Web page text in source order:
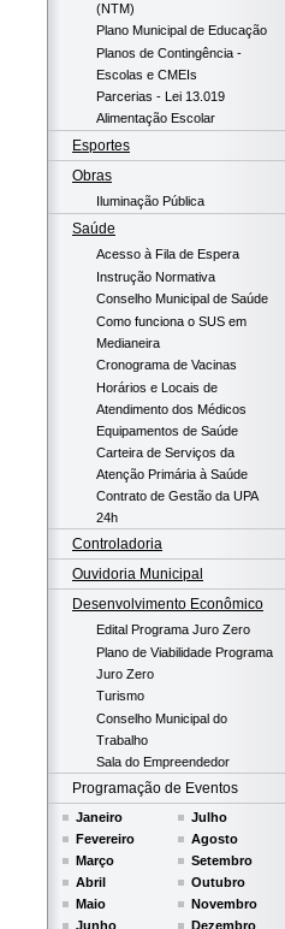
(NTM)
Plano Municipal de Educação
Planos de Contingência -
Escolas e CMEIs
Parcerias - Lei 13.019
Alimentação Escolar
Esportes
Obras
Iluminação Pública
Saúde
Acesso à Fila de Espera
Instrução Normativa
Conselho Municipal de Saúde
Como funciona o SUS em
Medianeira
Cronograma de Vacinas
Horários e Locais de
Atendimento dos Médicos
Equipamentos de Saúde
Carteira de Serviços da
Atenção Primária à Saúde
Contrato de Gestão da UPA
24h
Controladoria
Ouvidoria Municipal
Desenvolvimento Econômico
Edital Programa Juro Zero
Plano de Viabilidade Programa
Juro Zero
Turismo
Conselho Municipal do
Trabalho
Sala do Empreendedor
Programação de Eventos
Janeiro
Fevereiro
Março
Abril
Maio
Junho
Julho
Agosto
Setembro
Outubro
Novembro
Dezembro